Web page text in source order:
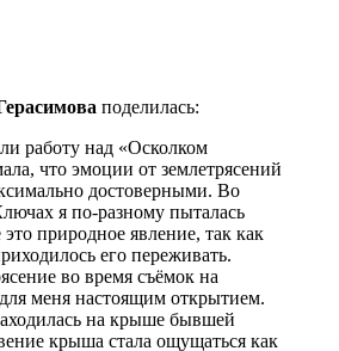
поделилась:
работу над «Осколком
что эмоции от землетрясений
достоверными. Во
я по-разному пыталась
это природное явление, так как
его переживать.
во время съёмок на
меня настоящим открытием.
на крыше бывшей
крыша стала ощущаться как